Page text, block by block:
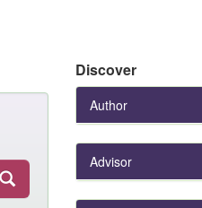
Discover
Author
Advisor